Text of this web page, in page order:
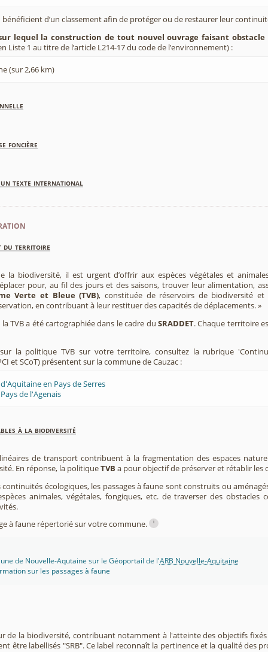
bénéficient d’un classement afin de protéger ou de restaurer leur
lequel la construction de tout nouvel ouvrage faisant
Liste 1 au titre de l’article L214-17 du code de l’environnement) :
(sur 2,66 km)
foncière
texte international
du territoire
la biodiversité, il est urgent d’offrir aux espèces végétales et
pour, au fil des jours et des saisons, trouver leur alimentation,
Verte et Bleue (TVB), constituée de réservoirs de biodiversité
en contribuant à leur restituer des capacités de déplacements. »
TVB a été cartographiée dans le cadre du SRADDET. Chaque territoire
la politique TVB sur votre territoire, consultez la rubrique
et SCoT) présentent sur la commune de Cauzac :
en Pays de Serres
de l'Agenais
à la biodiversité
de transport contribuent à la fragmentation des espaces
En réponse, la politiqueTVB a pour objectif de préserver et rétablir les
écologiques, les passages à faune sont construits ou
animales, végétales, fongiques, etc. de traverser des
à faune répertorié sur votre commune.
i
de Nouvelle-Aqutaine sur le Géoportail de l'ARB Nouvelle-Aquitaine
sur les passages à faune
de la biodiversité, contribuant notamment à l'atteinte des objectifs fixés
être labellisés "SRB". Ce label reconnaît la pertinence et la qualité des